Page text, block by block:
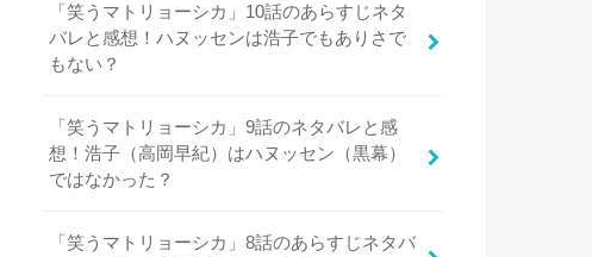
「笑うマトリョーシカ」10話のあらすじネタ
バレと感想！ハヌッセンは浩子でもありさで
もない？
「笑うマトリョーシカ」9話のネタバレと感
想！浩子（高岡早紀）はハヌッセン（黒幕）
ではなかった？
「笑うマトリョーシカ」8話のあらすじネタバ